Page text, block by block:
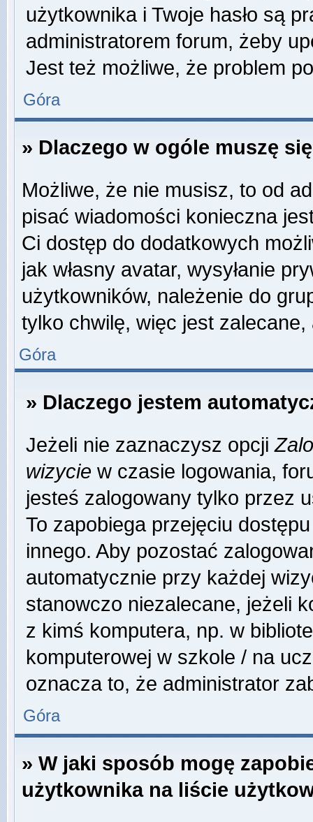
użytkownika i Twoje hasło są
administratorem forum, żeby
Jest też możliwe, że problem
Góra
» Dlaczego w ogóle muszę
Możliwe, że nie musisz, to od
pisać wiadomości konieczna
Ci dostęp do dodatkowych
jak własny avatar, wysyłanie
użytkowników, należenie do
tylko chwilę, więc jest zalecane,
Góra
» Dlaczego jestem
Jeżeli nie zaznaczysz opcji
wizycie w czasie logowania,
jesteś zalogowany tylko przez
To zapobiega przejęciu
innego. Aby pozostać
automatycznie przy każdej
stanowczo niezalecane, jeżeli
z kimś komputera, np. w
komputerowej w szkole / na
oznacza to, że administrator
Góra
» W jaki sposób mogę
użytkownika na liście